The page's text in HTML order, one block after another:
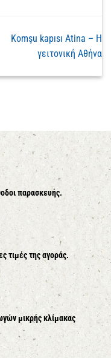
Komşu kapısı Atina – Η
γειτονική Αθήνα
παρασκευής.
τιμές της αγοράς.
μικρής κλίμακας